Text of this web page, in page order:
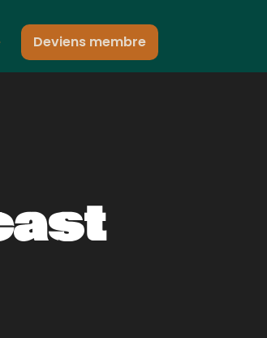
Deviens membre